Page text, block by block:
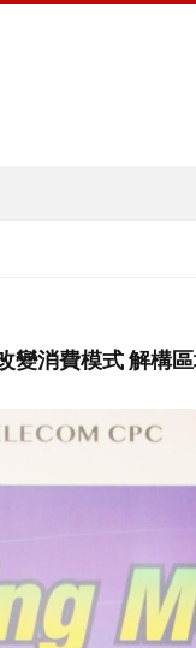
變消費模式 解構